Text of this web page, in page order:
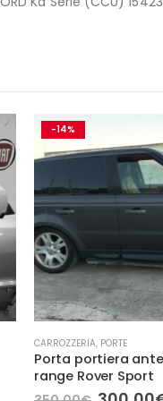
-14%
CARROZZERIA, PORTE
Porta portiera
range Rover Sport